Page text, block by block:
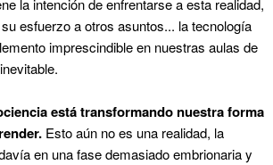
la intención de enfrentarse a esta realidad,
esfuerzo a otros asuntos... la tecnología
imprescindible en nuestras aulas de
está transformando nuestra forma
Esto aún no es una realidad, la
en una fase demasiado embrionaria y